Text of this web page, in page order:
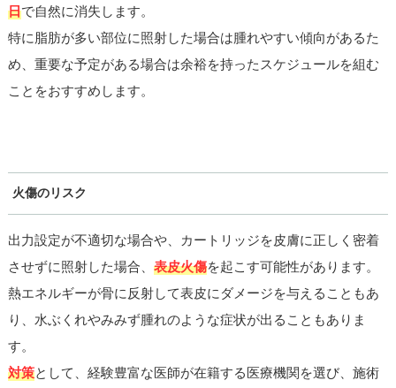
日で自然に消失します。
特に脂肪が多い部位に照射した場合は腫れやすい傾向があるた
め、重要な予定がある場合は余裕を持ったスケジュールを組む
ことをおすすめします。
火傷のリスク
出力設定が不適切な場合や、カートリッジを皮膚に正しく密着
させずに照射した場合、 表皮火傷を起こす可能性があります。
熱エネルギーが骨に反射して表皮にダメージを与えることもあ
り、水ぶくれやみみず腫れのような症状が出ることもありま
す。
対策として、経験豊富な医師が在籍する医療機関を選び、施術